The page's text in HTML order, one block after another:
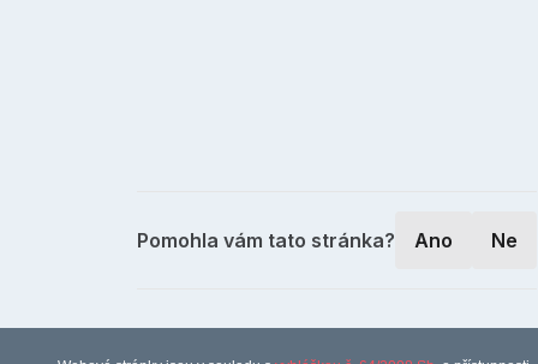
Pomohla vám tato stránka? Ano Ne